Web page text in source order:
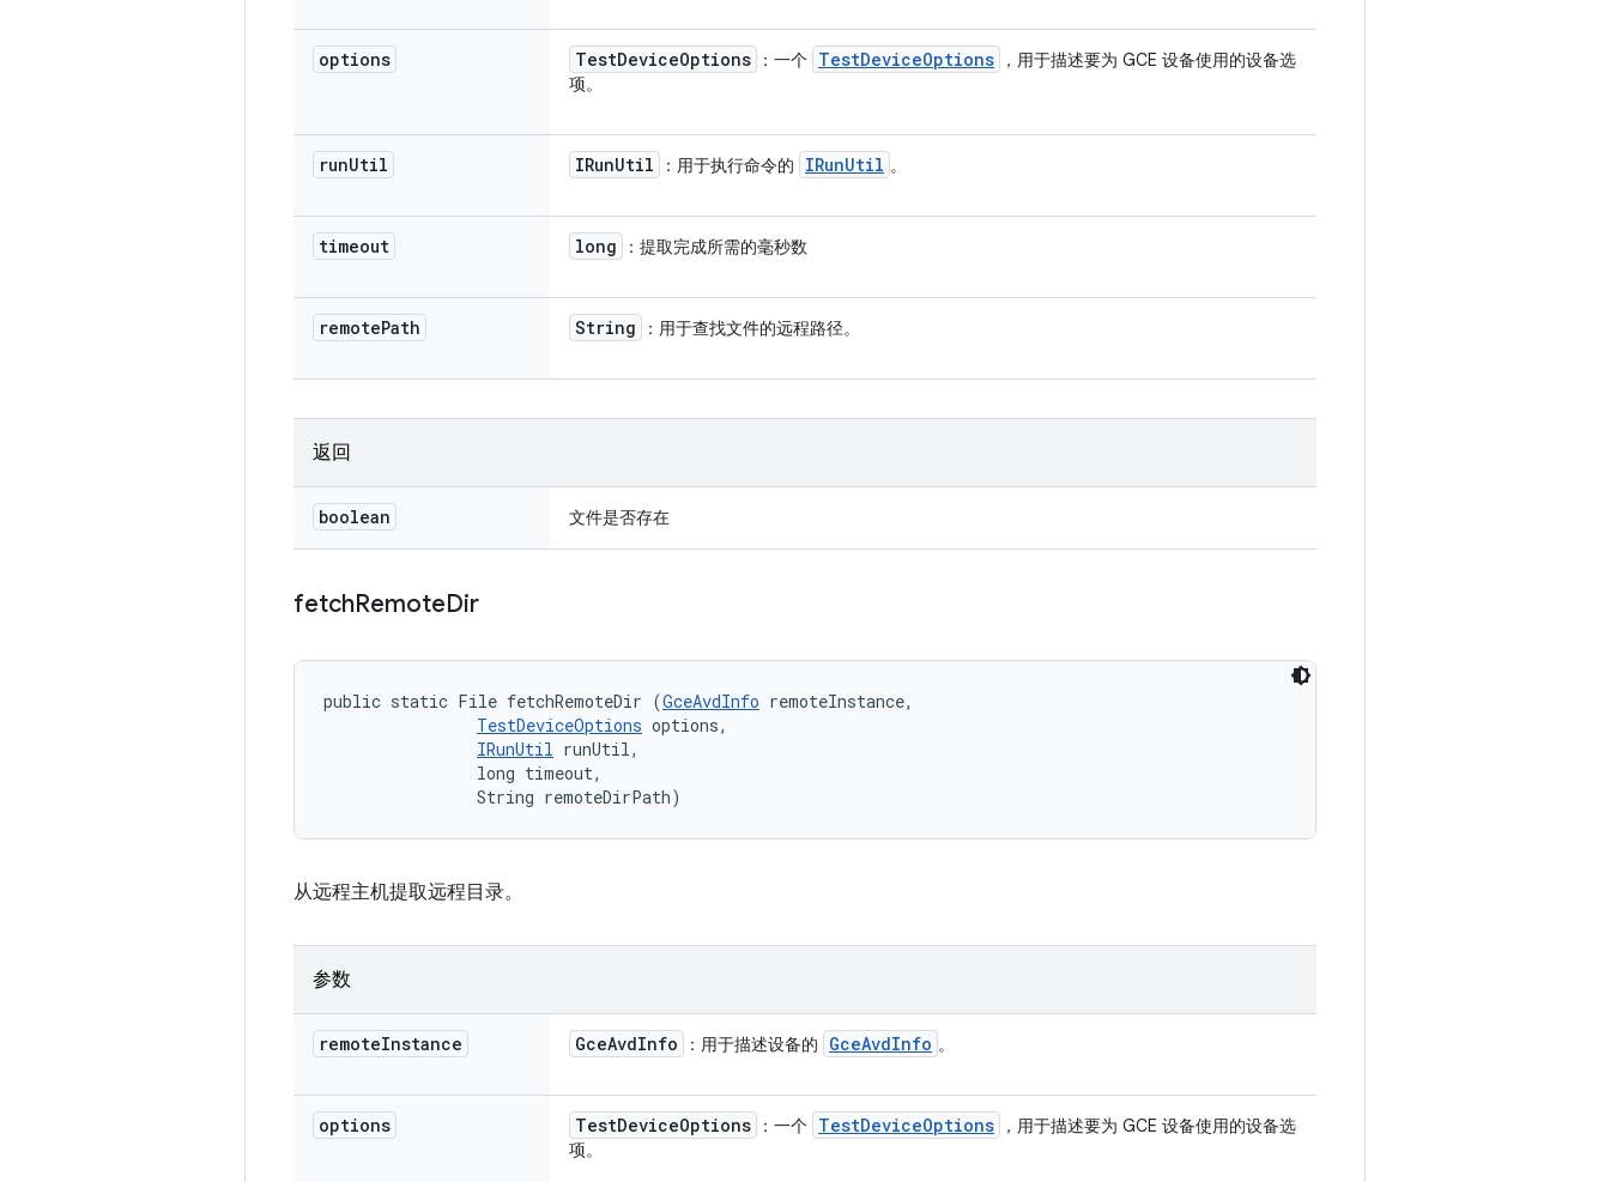
options TestDeviceOptions ：一个 TestDeviceOptions
，用于描述要为 GCE 设备使用的设备选
项。
runUtil IRunUtil ：用于执行命令的 IRunUtil 。
timeout long ：提取完成所需的毫秒数
remotePath String ：用于查找文件的远程路径。
返回
boolean 文件是否存在
fetchRemoteDir
public static File fetchRemoteDir (GceAvdInfo remoteInstance,
TestDeviceOptions options,
IRunUtil runUtil,
                long timeout,
                String remoteDirPath)
从远程主机提取远程目录。
参数
remoteInstance GceAvdInfo ：用于描述设备的 GceAvdInfo 。
options TestDeviceOptions ：一个 TestDeviceOptions
，用于描述要为 GCE 设备使用的设备选
项。